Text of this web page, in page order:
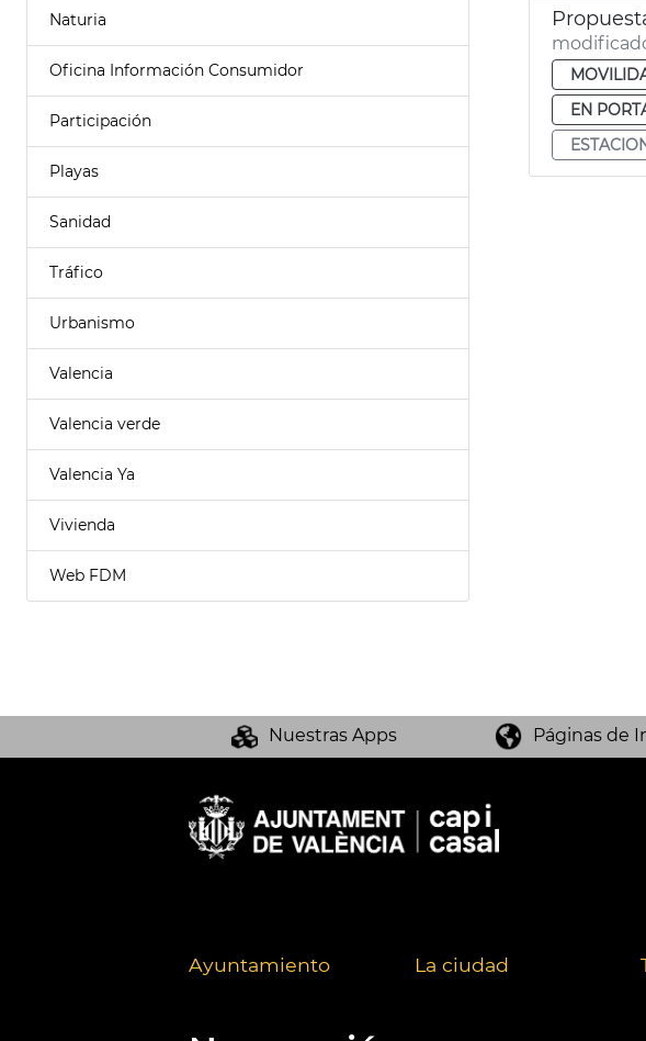
Naturia
Oficina Información Consumidor
Participación
Playas
Sanidad
Tráfico
Urbanismo
Valencia
Valencia verde
Valencia Ya
Vivienda
Web FDM
EN
Nuestras Apps Páginas de
Ayuntamiento La ciudad